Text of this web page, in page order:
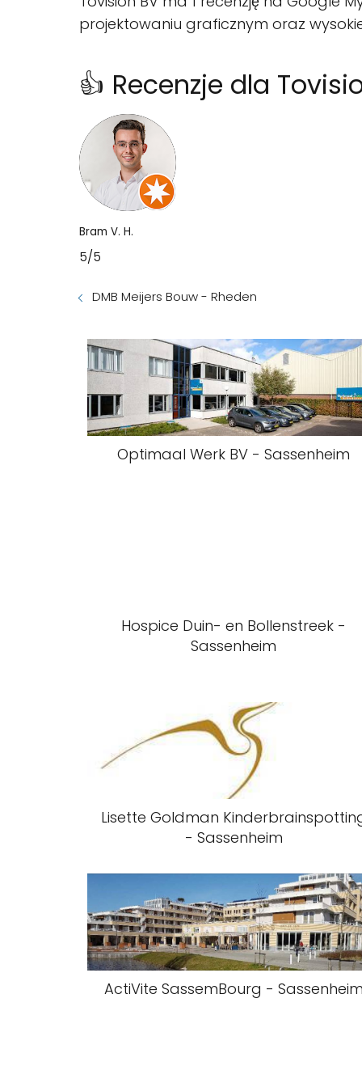
projektowaniu graficznym oraz
👍 Recenzje dla
Bram V. H.
5/5
DMB Meijers Bouw - Rheden
Optimaal Werk BV - Sassenheim
Hospice Duin- en Bollenstreek -
Sassenheim
Lisette Goldman
- Sassenheim
ActiVite SassemBourg -